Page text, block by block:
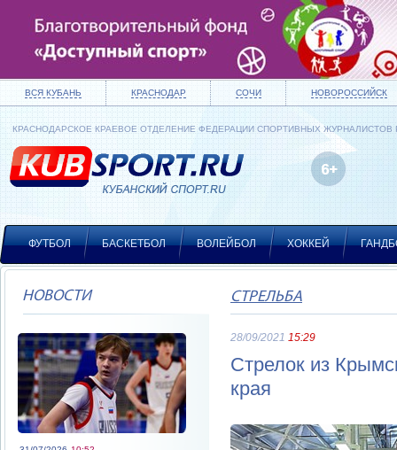
ВСЯ КУБАНЬ КРАСНОДАР СОЧИ НОВОРОССИЙСК
КРАСНОДАРСКОЕ КРАЕВОЕ ОТДЕЛЕНИЕ ФЕДЕРАЦИИ СПОРТИВНЫХ ЖУРНАЛИСТОВ
ФУТБОЛ БАСКЕТБОЛ ВОЛЕЙБОЛ ХОККЕЙ
НОВОСТИ СТРЕЛЬБА
28/09/2021 15:29
Стрелок из
края